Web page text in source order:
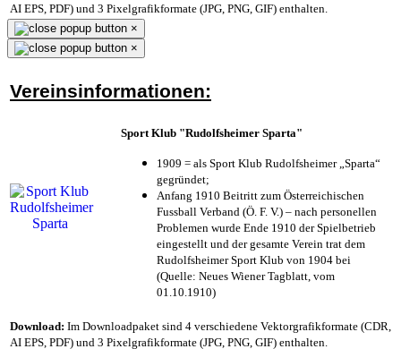
AI EPS, PDF) und 3 Pixelgrafikformate (JPG, PNG, GIF) enthalten.
×
×
Vereinsinformationen:
Sport Klub "Rudolfsheimer Sparta"
1909 = als Sport Klub Rudolfsheimer „Sparta“
gegründet;
Anfang 1910 Beitritt zum Österreichischen
Fussball Verband (Ö. F. V.) – nach personellen
Problemen wurde Ende 1910 der Spielbetrieb
eingestellt und der gesamte Verein trat dem
Rudolfsheimer Sport Klub von 1904 bei
(Quelle: Neues Wiener Tagblatt, vom
01.10.1910)
Download: Im Downloadpaket sind 4 verschiedene Vektorgrafikformate (CDR,
AI EPS, PDF) und 3 Pixelgrafikformate (JPG, PNG, GIF) enthalten.